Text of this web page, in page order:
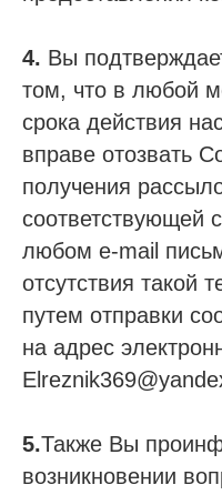
4. Вы
том, что в любой
срока действия
вправе отозвать
получения
соответствующей
любом e-mail
отсутствия такой
путем отправки
на адрес
5.Также Вы
возникновении